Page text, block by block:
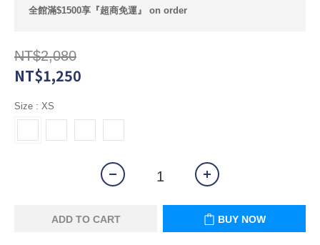
全館滿$1500享『超商免運』 on order
NT$2,080
NT$1,250
Size : XS
ADD TO CART BUY NOW